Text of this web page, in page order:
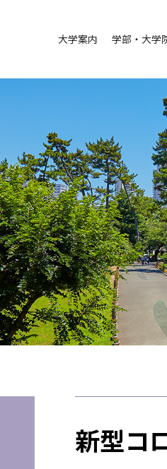
大学案内 学部・大学
新型コ